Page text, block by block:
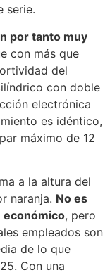
serie.
por tanto muy
con más que
del
con doble
electrónica
es idéntico,
máximo de 12
a la altura del
naranja. No es
económico, pero
empleados son
de lo que
Con una